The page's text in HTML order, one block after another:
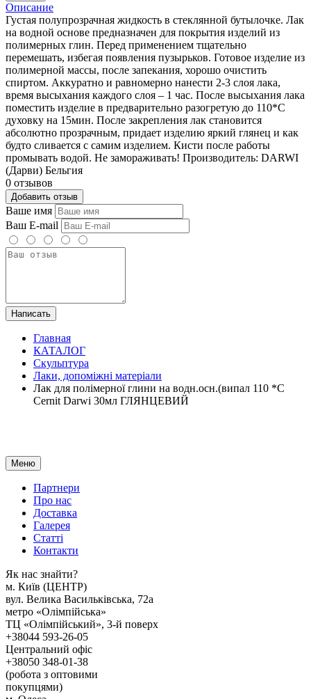
Описание
Густая полупрозрачная жидкость в стеклянной бутылочке. Лак
на водной основе предназначен для покрытия изделий из
полимерных глин. Перед применением тщательно
перемешать, избегая появления пузырьков. Готовое изделие из
полимерной массы, после запекания, хорошо очистить
спиртом. Аккуратно и равномерно нанести 2-3 слоя лака,
время высыхания каждого слоя – 1 час. После высыхания лака
поместить изделие в предварительно разогретую до 110*С
духовку на 15мин. После закрепления лак становится
абсолютно прозрачным, придает изделию яркий глянец и как
будто сливается с самим изделием. Кисти после работы
промывать водой. Не замораживать! Производитель: DARWI
(Дарви) Бельгия
0 отзывов
Добавить отзыв
Ваше имя
Ваш E-mail
Написать
Главная
КАТАЛОГ
Скульптура
Лаки, допоміжні матеріали
Лак для полімерної глини на водн.осн.(випал 110 *С
Cernit Darwi 30мл ГЛЯНЦЕВИЙ
Меню
Партнери
Про нас
Доставка
Галерея
Статтi
Контакти
Як наc знайти?
м. Киïв (ЦЕНТР)
вул. Велика Васильківська, 72а
метро «Олімпійська»
ТЦ «Олімпійський», 3-й поверх
+38044 593-26-05
Центральний офіс
+38050 348-01-38
(робота з оптовими
покупцями)